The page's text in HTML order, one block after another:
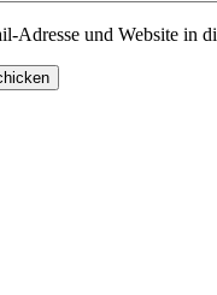
Adresse und Website in